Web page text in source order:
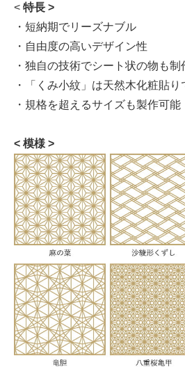
< 特長 >
・短納期でリーズナブル
・自由度の高いデザイン性
・独自の技術でシート状の物も
・「くみ小紋」は天然木化粧貼
・規格を超えるサイズも製作可能
< 模様 >